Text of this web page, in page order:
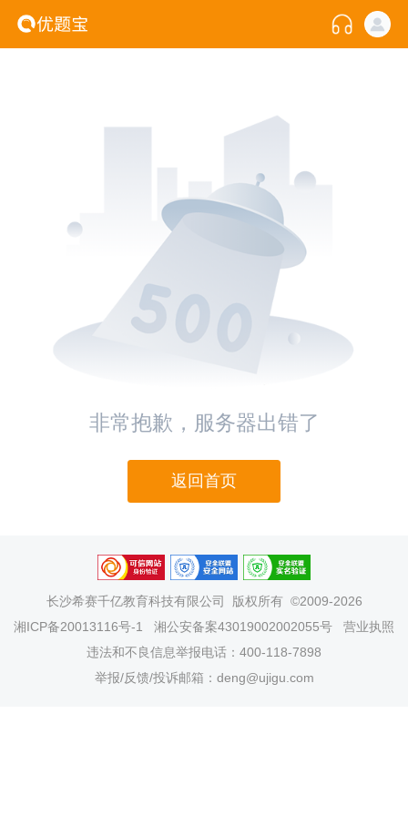
非常抱歉，服务器出错了
返回首页
长沙希赛千亿教育科技有限公司
版权所有 ©2009-2026
湘ICP备20013116号-1
湘公安备案43019002002055号
营业执照
违法和不良信息举报电话：400-118-7898
举报/反馈/投诉邮箱：deng@ujigu.com